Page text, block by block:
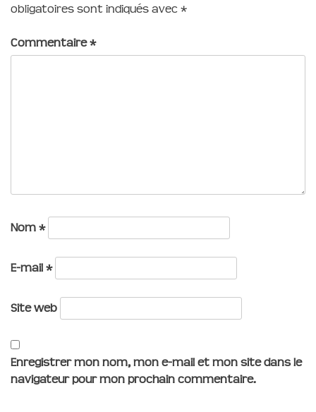
obligatoires sont indiqués avec *
Commentaire*
Nom *
E-mail *
Site web
Enregistrer mon nom, mon e-mail et mon site dans le
navigateur pour mon prochain commentaire.